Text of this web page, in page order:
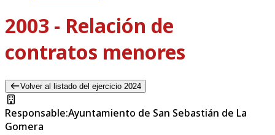
2003 - Relación de
contratos menores
Volver al listado del ejercicio 2024
Responsable:Ayuntamiento de San Sebastián de La
Gomera